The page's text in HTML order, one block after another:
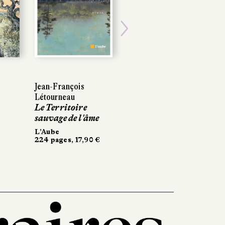
Jean-François
Létourneau
Le Territoire
sauvage de l'âme
L’Aube
224 pages, 17,90 €